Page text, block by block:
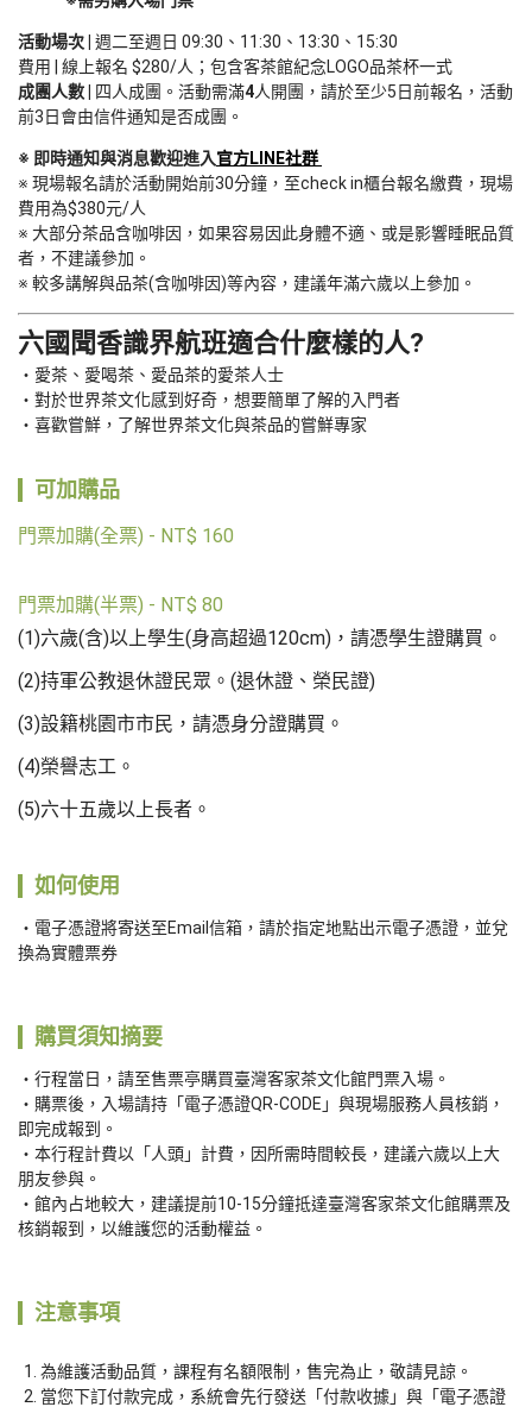
活動場次 | 週二至週日 09:30、11:30、13:30、15:30
成團人數 |
四人成團。活動需滿4人開團，請於至少5日前報名，活動
前3日會由信件通知是否成團。
※ 即時通知與消息歡迎進入官方LINE社群
※ 現場報名請於活動開始前30分鐘，至check in櫃台報名繳費，現場
費用為$380元/人
※ 大部分茶品含咖啡因，如果容易因此身體不適、或是影響睡眠品質
者，不建議參加。
※ 較多講解與品茶(含咖啡因)等內容，建議年滿六歲以上參加。
六國聞香識界航班適合什麼樣的人?
愛茶、愛喝茶、愛品茶的愛茶人士
對於世界茶文化感到好奇，想要簡單了解的入門者
喜歡嘗鮮，了解世界茶文化與茶品的嘗鮮專家
可加購品
門票加購(全票) - NT$ 160
門票加購(半票) - NT$ 80
(1)六歲(含)以上學生(身高超過120cm)，請憑學生證購買。
(2)持軍公教退休證民眾。(退休證、榮民證)
(3)設籍桃園市市民，請憑身分證購買。
(4)榮譽志工。
(5)六十五歲以上長者。
如何使用
電子憑證將寄送至Email信箱，請於指定地點出示電子憑證，並兌
換為實體票券
購買須知摘要
行程當日，請至售票亭購買臺灣客家茶文化館門票入場。
購票後，入場請持「電子憑證QR-CODE」與現場服務人員核銷，
即完成報到。
本行程計費以「人頭」計費，因所需時間較長，建議六歲以上大
朋友參與。
館內占地較大，建議提前10-15分鐘抵達臺灣客家茶文化館購票及
核銷報到，以維護您的活動權益。
注意事項
為維護活動品質，課程有名額限制，售完為止，敬請見諒。
當您下訂付款完成，系統會先行發送「付款收據」與「電子憑證